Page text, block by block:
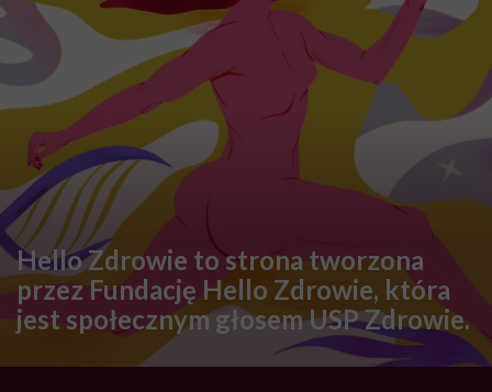
Hello Zdrowie to strona tworzona
przez Fundację Hello Zdrowie, która
jest społecznym głosem USP Zdrowie.